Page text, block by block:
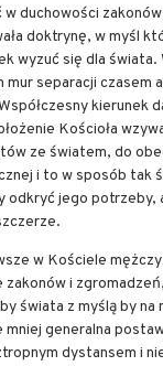
duchowości
doktrynę, w myśl
wyzuć się dla
mur separacji czasem
kierunek
Kościoła
ze światem, do
i to w sposób tak
odkryć jego potrzeby,
w Kościele
zakonów i
świata z myślą by na
mniej generalna
dystansem i